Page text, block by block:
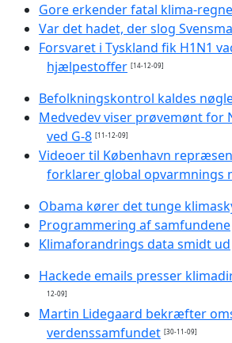
Gore erkender fatal klima-
Var det hadet, der slog
Forsvaret i Tyskland fik H1N1
hjælpestoffer [14-12-09]
Befolkningskontrol kaldes
Medvedev viser prøvemønt for
ved G-8 [11-12-09]
Videoer til København
forklarer global opvarmnings
Obama kører det tunge
Programmering af samfundene
Klimaforandrings data smidt ud
Hackede emails presser
12-09]
Martin Lidegaard bekræfter
verdenssamfundet [30-11-09]